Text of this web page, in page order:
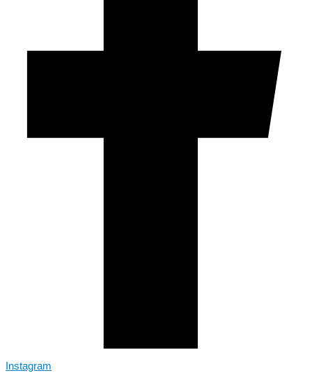
Instagram